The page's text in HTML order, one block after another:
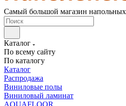
Самый большой магазин
Каталог
По всему сайту
По каталогу
Каталог
Распродажа
Виниловые полы
Виниловый ламинат
AQUAFLOOR